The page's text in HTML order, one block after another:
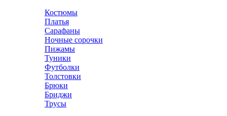
Костюмы
Платья
Сарафаны
Ночные сорочки
Пижамы
Туники
Футболки
Толстовки
Брюки
Бриджи
Трусы